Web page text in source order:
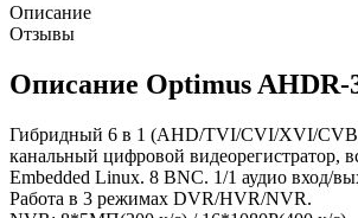
Описание
Отзывы
Описание Optimus AHDR-
Гибридный 6 в 1 (AHD/TVI/CVI/XVI/
канальный цифровой видеорегистратор,
Embedded Linux. 8 BNC. 1/1 аудио вход/
Работа в 3 режимах DVR/HVR/NVR.